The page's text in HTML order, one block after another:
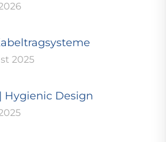
2025
| Hygienic Design